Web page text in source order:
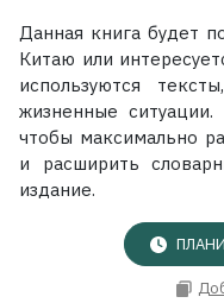
Коллекции
Данная книга будет
Китаю или
используются
жизненные
чтобы максимально
и расширить
издание.